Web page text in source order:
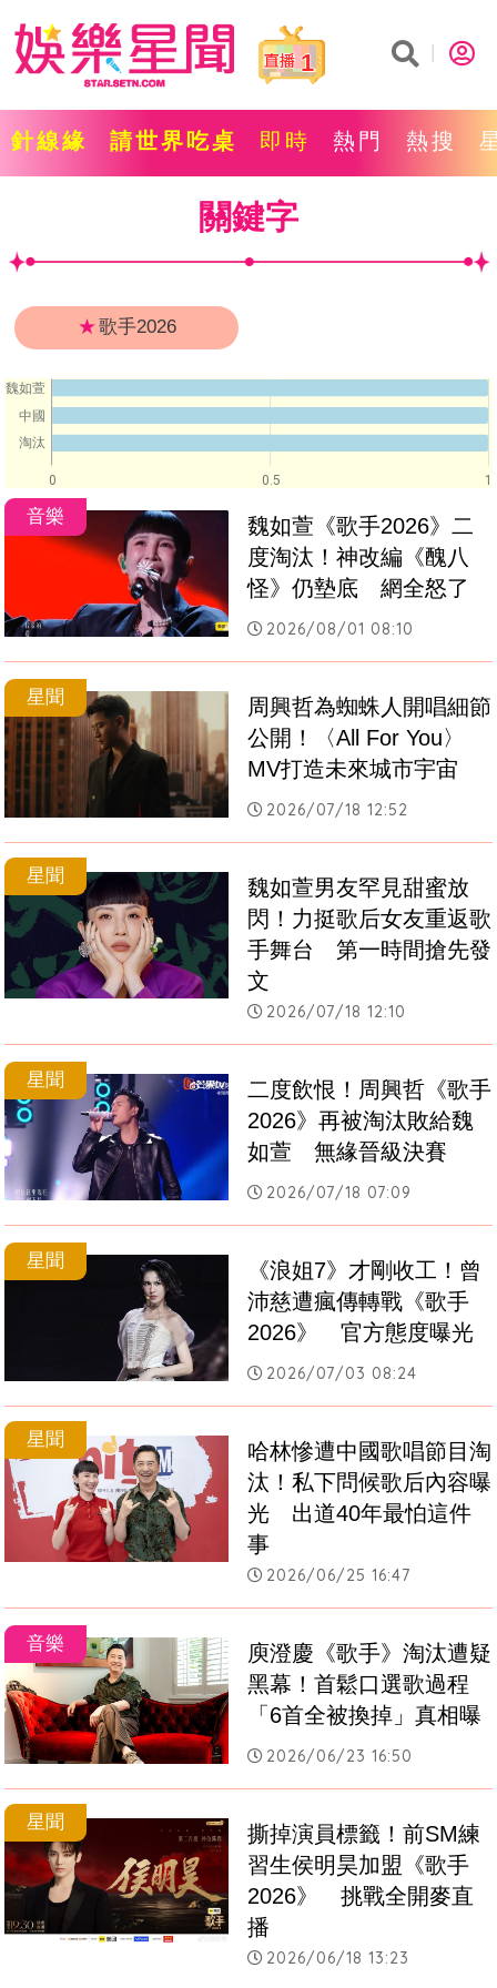
1
針線緣 請世界吃桌 即時 熱門 熱搜
關鍵字
★歌手2026
0 0.5 1
魏如萱
中國
淘汰
音樂
魏如萱《歌手2026》二
度淘汰！神改編《醜八
怪》仍墊底　網全怒了
2026/08/01 08:10
星聞
周興哲為蜘蛛人開唱細節
公開！〈All For You〉
MV打造未來城市宇宙
2026/07/18 12:52
星聞
魏如萱男友罕見甜蜜放
閃！力挺歌后女友重返歌
手舞台　第一時間搶先發
文
2026/07/18 12:10
星聞
二度飲恨！周興哲《歌手
2026》再被淘汰敗給魏
如萱　無緣晉級決賽
2026/07/18 07:09
星聞
《浪姐7》才剛收工！曾
沛慈遭瘋傳轉戰《歌手
2026》　官方態度曝光
2026/07/03 08:24
星聞
哈林慘遭中國歌唱節目淘
汰！私下問候歌后內容曝
光　出道40年最怕這件
事
2026/06/25 16:47
音樂
庾澄慶《歌手》淘汰遭疑
黑幕！首鬆口選歌過程
「6首全被換掉」真相曝
2026/06/23 16:50
星聞
撕掉演員標籤！前SM練
習生侯明昊加盟《歌手
2026》　挑戰全開麥直
播
2026/06/18 13:23